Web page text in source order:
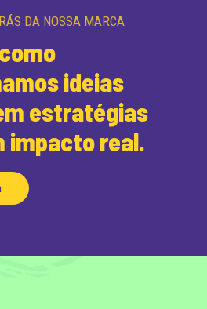
DA NOSSA MARCA
ideias
estratégias
impacto real.